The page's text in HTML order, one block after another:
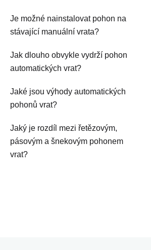
Je možné nainstalovat pohon na
stávající manuální vrata?
Jak dlouho obvykle vydrží pohon
automatických vrat?
Jaké jsou výhody automatických
pohonů vrat?
Jaký je rozdíl mezi řetězovým,
pásovým a šnekovým pohonem
vrat?